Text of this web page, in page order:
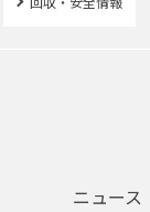
回収・安全情報
ニュース